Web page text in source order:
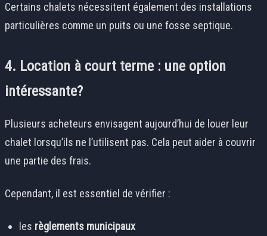
Certains chalets nécessitent également des installations
particulières comme un puits ou une fosse septique.
4. Location à court terme : une option
intéressante?
Plusieurs acheteurs envisagent aujourd’hui de louer leur
chalet lorsqu’ils ne l’utilisent pas. Cela peut aider à couvrir
une partie des frais.
Cependant, il est essentiel de vérifier :
les règlements municipaux